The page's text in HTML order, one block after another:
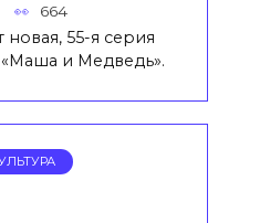
664
55-я серия
«Маша и Медведь».